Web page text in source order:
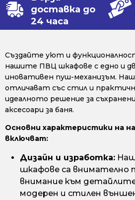
доставка до
24 часа
Създайте уют и
нашите ПВЦ шкафове с едно и
иновативен пуш-механизъм.
отличават със стил и
идеалното решение за
аксесоари за баня.
Основни характеристики на
включват:
Дизайн и изработка:
шкафове са внимателно
внимание към
модерен и стилен